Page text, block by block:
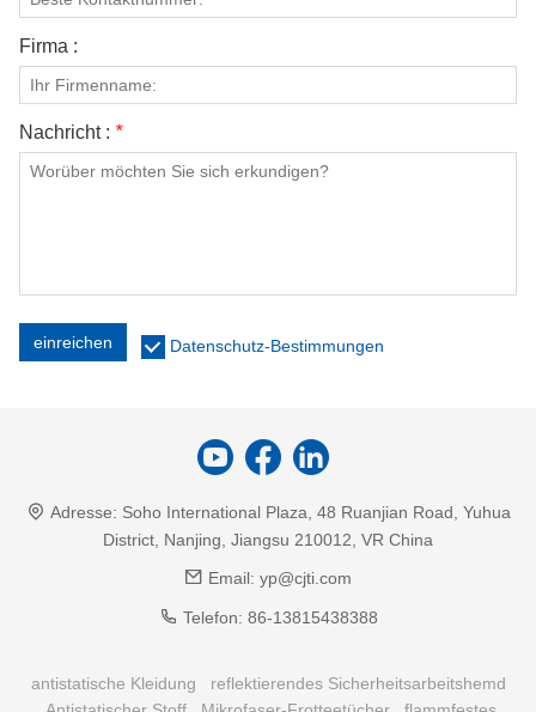
Firma :
Nachricht : *
einreichen Datenschutz-Bestimmungen
Adresse: Soho International Plaza, 48 Ruanjian Road, Yuhua
District, Nanjing, Jiangsu 210012, VR China
Email: yp@cjti.com
Telefon: 86-13815438388
antistatische Kleidung
reflektierendes Sicherheitsarbeitshemd